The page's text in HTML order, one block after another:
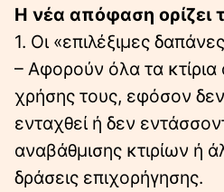
Η νέα απόφαση ορίζει
1. Οι «επιλέξιμες
– Αφορούν όλα τα
χρήσης τους, εφόσον
ενταχθεί ή δεν
αναβάθμισης κτιρίων ή
δράσεις επιχορήγησης.